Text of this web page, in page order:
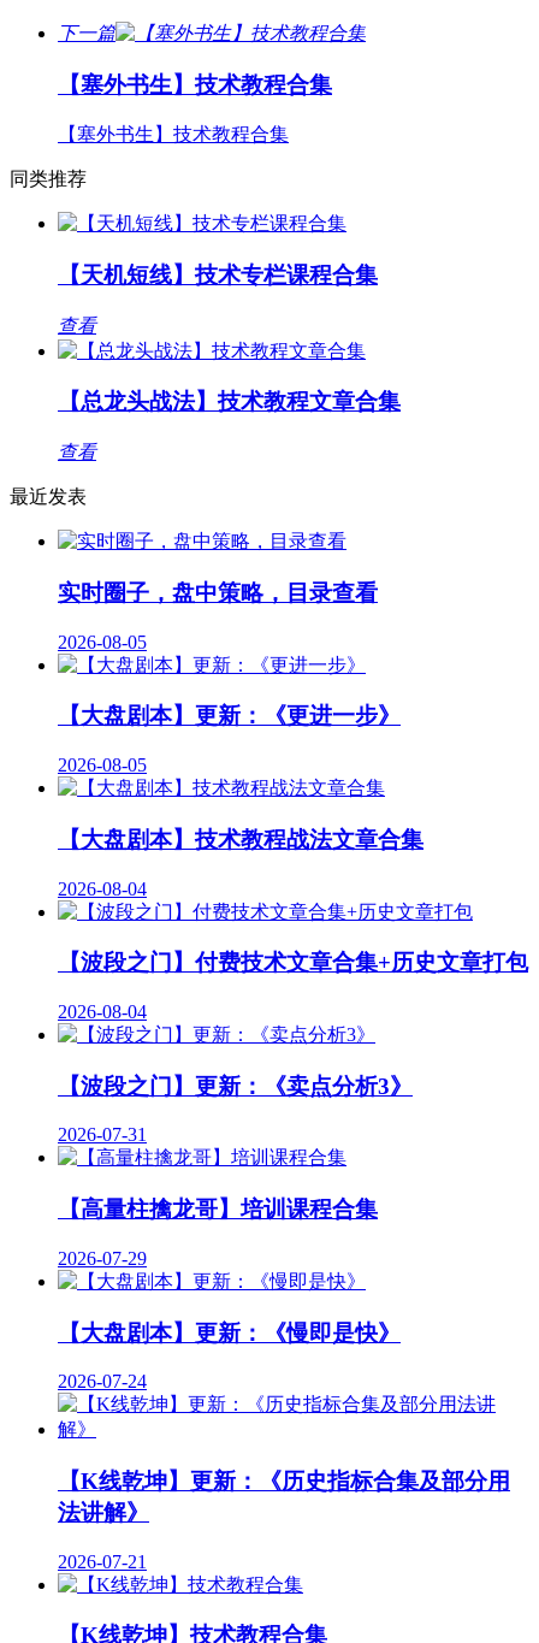
下一篇
【塞外书生】技术教程合集
【塞外书生】技术教程合集
同类推荐
【天机短线】技术专栏课程合集
查看
【总龙头战法】技术教程文章合集
查看
最近发表
实时圈子，盘中策略，目录查看
2026-08-05
【大盘剧本】更新：《更进一步》
2026-08-05
【大盘剧本】技术教程战法文章合集
2026-08-04
【波段之门】付费技术文章合集+历史文章打包
2026-08-04
【波段之门】更新：《卖点分析3》
2026-07-31
【高量柱擒龙哥】培训课程合集
2026-07-29
【大盘剧本】更新：《慢即是快》
2026-07-24
【K线乾坤】更新：《历史指标合集及部分用
法讲解》
2026-07-21
【K线乾坤】技术教程合集